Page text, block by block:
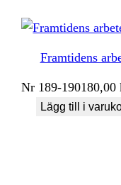
Framtidens
Nr 189-190180,00
Lägg till i